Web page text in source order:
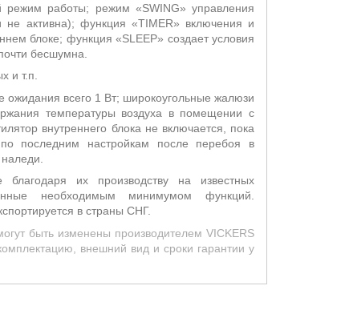
режим работы; режим «SWING» управления
не активна); функция «TIMER» включения и
блоке; функция «SLEEP» создает условия
бесшумна
и т.п
ожидания всего 1 Вт; широкоугольные жалюзи
температуры воздуха в помещении с
внутреннего блока не включается, пока
последним настройкам после перебоя в
благодаря их производству на известных
необходимым минимумом функций.
в страны СНГ.
быть изменены производителем VICKERS
внешний вид и сроки гарантии у